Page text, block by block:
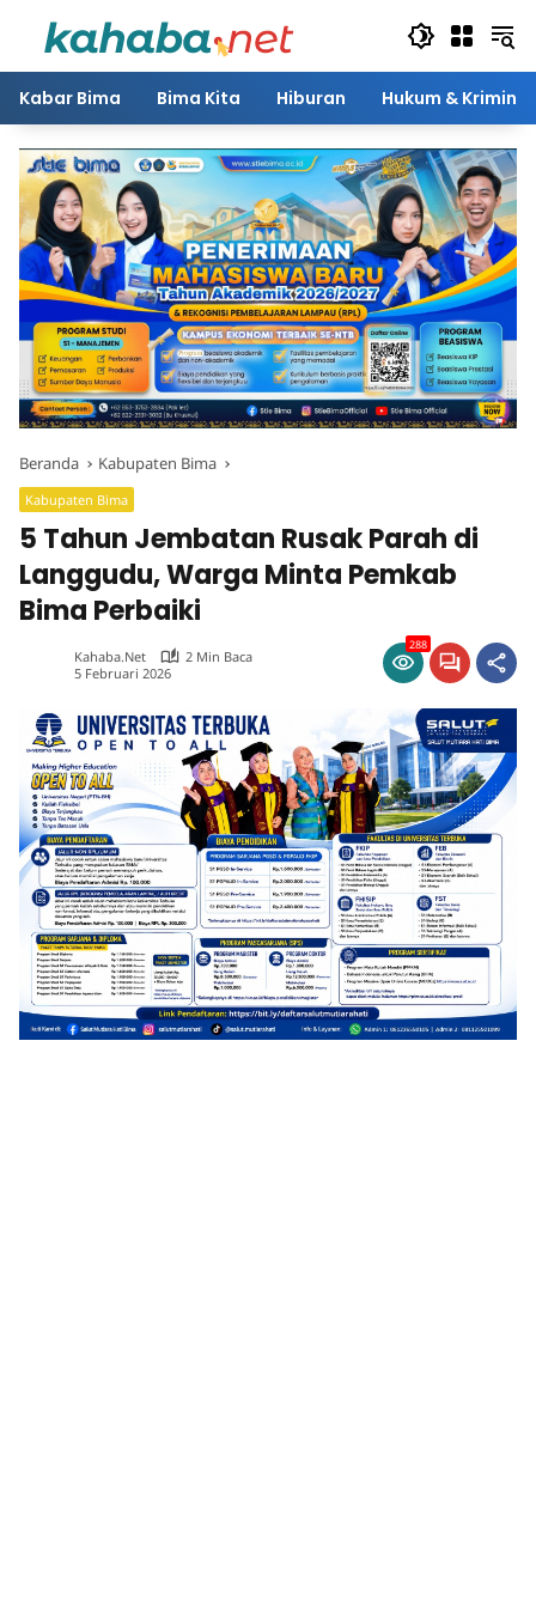
Kabar Bima Bima Kita Hiburan Hukum & Kriminal
Beranda Kabupaten Bima
Kabupaten Bima
5 Tahun Jembatan Rusak Parah di
Langgudu, Warga Minta Pemkab
Bima Perbaiki
Kahaba.net
2 Min Baca
5 Februari 2026
288